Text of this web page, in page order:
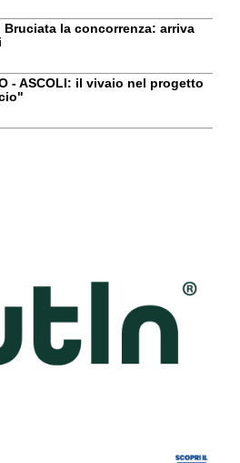
Bruciata la concorrenza: arriva
- ASCOLI: il vivaio nel progetto